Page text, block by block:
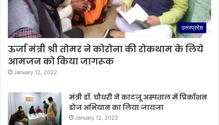
उत्तरप्रदेश
ऊर्जा मंत्री श्री तोमर ने कोरोना की रोकथाम के लिये
आमजन को किया जागरूक
January 12, 2022
मंत्री डॉ. चौधरी ने काटजू अस्पताल में प्रिकॉशन
डोज अभियान का लिया जायजा
January 12, 2022